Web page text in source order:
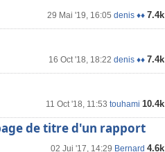
29 Mai '19, 16:05 denis ♦♦ 7.4k
16 Oct '18, 18:22 denis ♦♦ 7.4k
11 Oct '18, 11:53 touhami 10.4k
de titre d'un rapport
02 Jui '17, 14:29 Bernard 4.6k